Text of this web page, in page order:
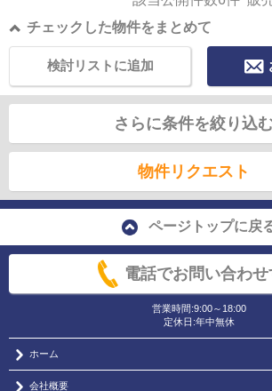
チェックした物件をまとめて
検討リストに追加
さらに条件を絞り込
物件リクエスト
ページトップに戻
電話でお問い合わせ
営業時間:9:00～18:00
定休日:年中無休
ホーム
会社概要